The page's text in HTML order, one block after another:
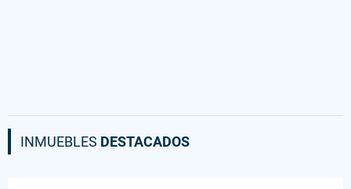
INMUEBLES DESTACADOS